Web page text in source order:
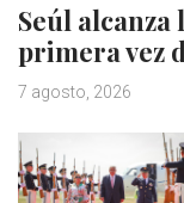
Seúl
primera vez
7 agosto, 2026